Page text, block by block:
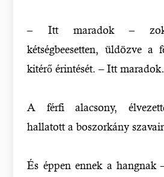
– Itt maradok –
kétségbeesetten, üldözve a
kitérő érintését. – Itt
A férfi alacsony,
hallatott a boszorkány
És éppen ennek a hangnak